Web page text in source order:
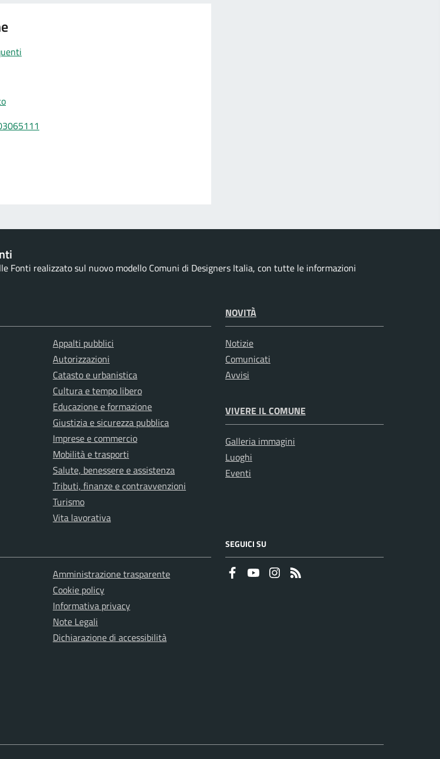
Fonti realizzato sul nuovo modello Comuni di Designers Italia, con tutte le informazioni
Appalti pubblici
Autorizzazioni
Catasto e urbanistica
Cultura e tempo libero
Educazione e formazione
Giustizia e sicurezza pubblica
Imprese e commercio
Mobilità e trasporti
Salute, benessere e assistenza
Tributi, finanze e contravvenzioni
Turismo
Vita lavorativa
NOVITÀ
Notizie
Comunicati
Avvisi
VIVERE IL COMUNE
Galleria immagini
Luoghi
Eventi
Amministrazione trasparente
Cookie policy
Informativa privacy
Note Legali
Dichiarazione di accessibilità
SEGUICI SU
FaceboookYoutubeInstagram